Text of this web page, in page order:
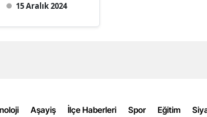
Diyarbakır
15 Aralık 2024
Aşayiş İlçe Haberleri Spor Eğitim